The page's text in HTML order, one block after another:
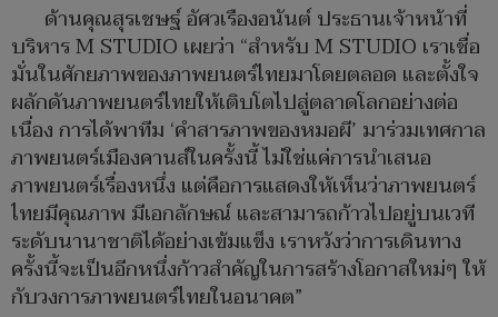
ด้านคุณสุรเชษฐ์ อัศวเรืองอนันต์ ประธานเจ้าหน้าที่
บริหาร M STUDIO เผยว่า “สำหรับ M STUDIO เราเชื่อ
มั่นในศักยภาพของภาพยนตร์ไทยมาโดยตลอด และตั้งใจ
ผลักดันภาพยนตร์ไทยให้เติบโตไปสู่ตลาดโลกอย่างต่อ
เนื่อง การได้พาทีม ‘คำสารภาพของหมอผี’ มาร่วมเทศกาล
ภาพยนตร์เมืองคานส์ในครั้งนี้ ไม่ใช่แค่การนำเสนอ
ภาพยนตร์เรื่องหนึ่ง แต่คือการแสดงให้เห็นว่าภาพยนตร์
ไทยมีคุณภาพ มีเอกลักษณ์ และสามารถก้าวไปอยู่บนเวที
ระดับนานาชาติได้อย่างเข้มแข็ง เราหวังว่าการเดินทาง
ครั้งนี้จะเป็นอีกหนึ่งก้าวสำคัญในการสร้างโอกาสใหม่ๆ ให้
กับวงการภาพยนตร์ไทยในอนาคต”